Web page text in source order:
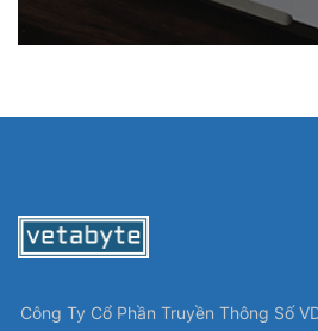
Công Ty Cổ Phần Truyền Thông Số